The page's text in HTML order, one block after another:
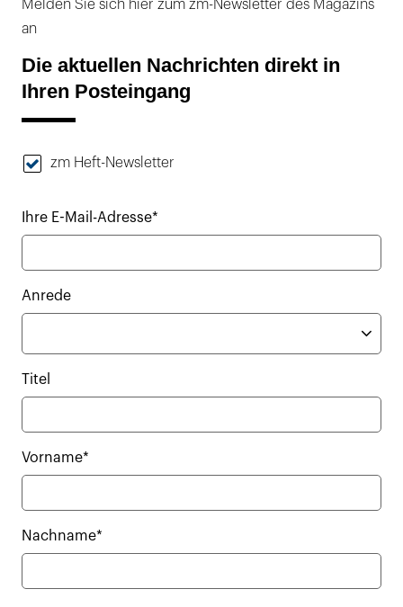
Melden Sie sich hier zum zm-Newsletter des Magazins
an
Die aktuellen Nachrichten direkt in
Ihren Posteingang
zm Heft-Newsletter
Ihre E-Mail-Adresse*
Anrede
Titel
Vorname*
Nachname*